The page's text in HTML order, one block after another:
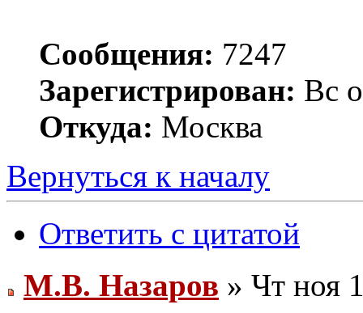
Сообщения: 7247
Зарегистрирован: Вс
Откуда: Москва
Вернуться к началу
Ответить с цитатой
М.В. Назаров » Чт ноя